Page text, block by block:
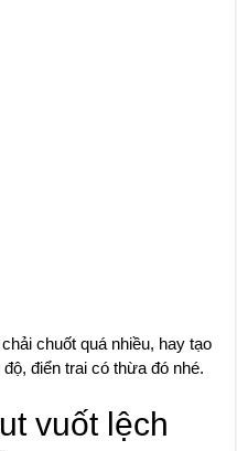
chuốt quá nhiều, hay tạo
điển trai có thừa đó nhé.
vuốt lệch